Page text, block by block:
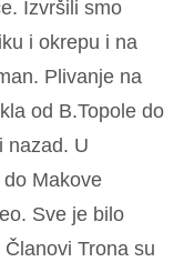
Izvršili smo
i okrepu i na
Plivanje na
od B.Topole do
nazad. U
Makove
Sve je bilo
Trona su